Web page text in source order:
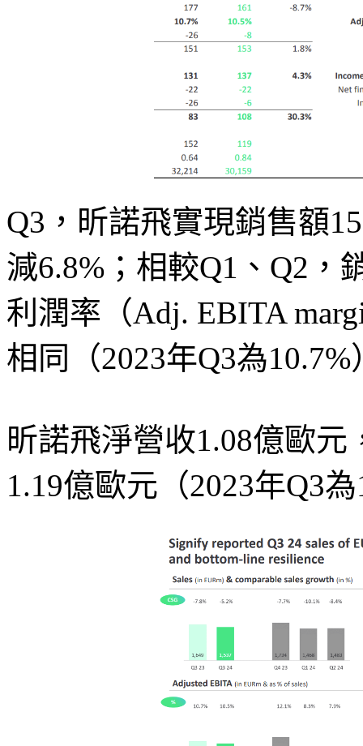
Q3，昕諾飛實現銷售額
減6.8%；相較Q1、Q2，
利潤率（Adj. EBITA
相同（2023年Q3為10.7%
昕諾飛淨營收1.08億歐
1.19億歐元（2023年Q3